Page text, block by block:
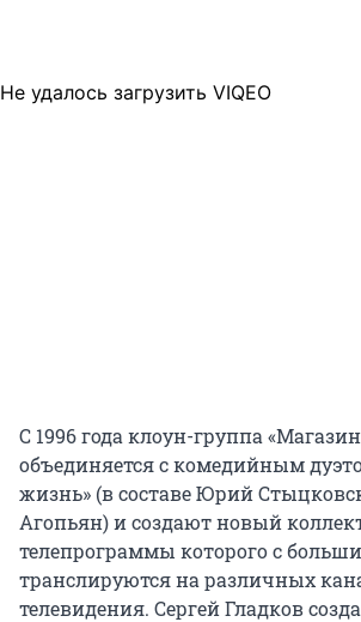
Не удалось загрузить VIQEO
С 1996 года клоун-группа
объединяется с комедийным
жизнь» (в составе Юрий
Агопьян) и создают новый
телепрограммы которого с
транслируются на различных
телевидения. Сергей Гладков